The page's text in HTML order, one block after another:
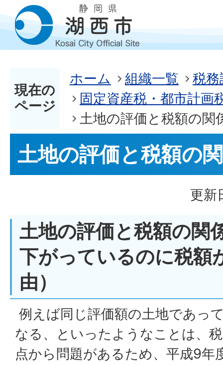
現在の
ページ
ホーム 組織一覧
税務
固定資産税・都市計画
土地の評価と税額の関
土地の評価と税額の
更新
土地の評価と税額の関
下がっているのに税額
由）
例えば同じ評価額の土地であっ
なる、といったようなことは、
点から問題があるため、平成9年